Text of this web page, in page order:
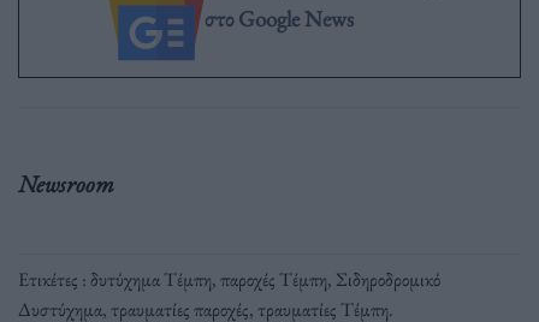
στο Google News
Newsroom
Ετικέτες :δυτύχημα Τέμπη,παροχές Τέμπη, Σιδηροδρομικό
Δυστύχημα,τραυματίες παροχές,τραυματίες Τέμπη.